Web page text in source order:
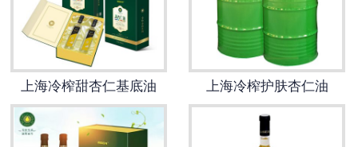
上海冷榨甜杏仁基底油 上海冷榨护肤杏仁油